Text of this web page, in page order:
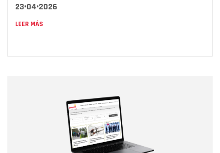
23•04•2026
LEER MÁS
Correo electrónico